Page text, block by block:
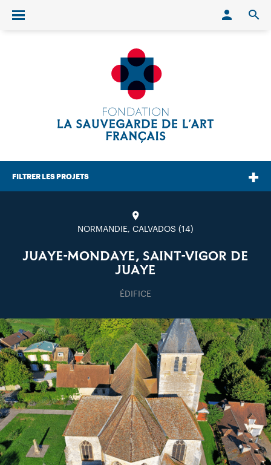
Ouvrir/fermer le menu
FILTRER LES PROJETS
NORMANDIE, CALVADOS (14)
JUAYE-MONDAYE, SAINT-VIGOR DE
JUAYE
ÉDIFICE